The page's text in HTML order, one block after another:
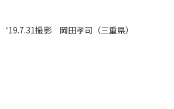
‘19.7.31撮影 岡田孝司（三重県）